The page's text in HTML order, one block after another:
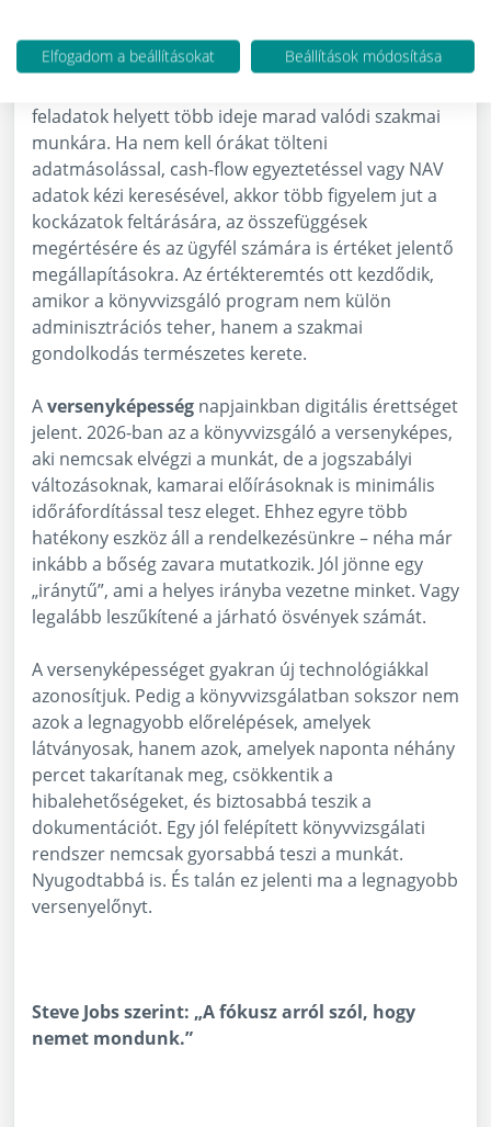
Azértékteremtésnem ott kezdődik, hogy egy
könyvvizsgáló gyorsabban tölti ki a
feladatok helyett több ideje marad valódi szakmai
munkára. Ha nem kell órákat tölteni
adatmásolással, cash-flow egyeztetéssel vagy NAV
adatok kézi keresésével, akkor több figyelem jut a
kockázatok feltárására, az összefüggések
megértésére és az ügyfél számára is értéket jelentő
megállapításokra. Az értékteremtés ott kezdődik,
amikor a könyvvizsgáló program nem külön
adminisztrációs teher, hanem a szakmai
gondolkodás természetes kerete.
Aversenyképesség napjainkban digitális érettséget
jelent. 2026-ban az a könyvvizsgáló a versenyképes,
aki nemcsak elvégzi a munkát, de a jogszabályi
változásoknak, kamarai előírásoknak is minimális
időráfordítással tesz eleget. Ehhez egyre több
hatékony eszköz áll a rendelkezésünkre – néha már
inkább a bőség zavara mutatkozik. Jól jönne egy
„iránytű”, ami a helyes irányba vezetne minket. Vagy
legalább leszűkítené a járható ösvények számát.
A versenyképességet gyakran új technológiákkal
azonosítjuk. Pedig a könyvvizsgálatban sokszor nem
azok a legnagyobb előrelépések, amelyek
látványosak, hanem azok, amelyek naponta néhány
percet takarítanak meg, csökkentik a
hibalehetőségeket, és biztosabbá teszik a
dokumentációt. Egy jól felépített könyvvizsgálati
rendszer nemcsak gyorsabbá teszi a munkát.
Nyugodtabbá is. És talán ez jelenti ma a legnagyobb
versenyelőnyt.
Steve Jobs szerint: „A fókusz arról szól, hogy
nemet mondunk.”
Elfogadom a beállításokat Beállítások módosítása